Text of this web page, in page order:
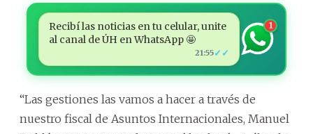
Recibí las noticias en tu celular, unite
al canal de ÚH en WhatsApp 🤩
21:55✓✓
1
“Las gestiones las vamos a hacer a través de
nuestro fiscal de Asuntos Internacionales, Manuel